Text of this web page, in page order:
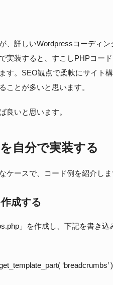
、詳しいWordpressコーディ
実装すると、すこしPHPコー
す。SEO観点で柔軟にサイト
ことが多いと思います。
良いと思います。
自分で実装する
ケースで、コード例を紹介しま
成する
」を作成し、下記を書き